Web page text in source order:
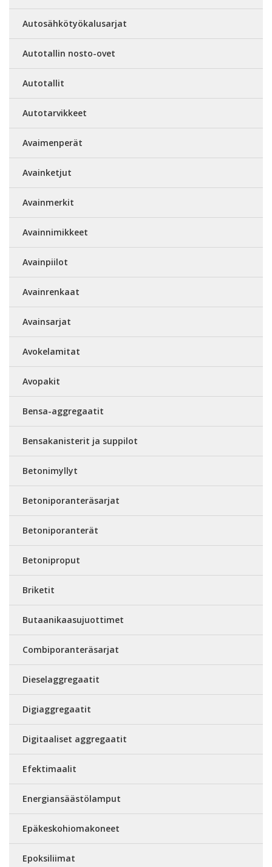
Autosähkötyökalusarjat
Autotallin nosto-ovet
Autotallit
Autotarvikkeet
Avaimenperät
Avainketjut
Avainmerkit
Avainnimikkeet
Avainpiilot
Avainrenkaat
Avainsarjat
Avokelamitat
Avopakit
Bensa-aggregaatit
Bensakanisterit ja suppilot
Betonimyllyt
Betoniporanteräsarjat
Betoniporanterät
Betoniproput
Briketit
Butaanikaasujuottimet
Combiporanteräsarjat
Dieselaggregaatit
Digiaggregaatit
Digitaaliset aggregaatit
Efektimaalit
Energiansäästölamput
Epäkeskohiomakoneet
Epoksiliimat